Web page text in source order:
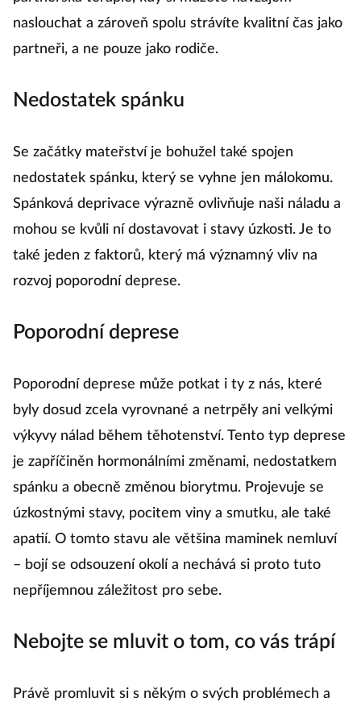
naslouchat a zároveň spolu strávíte kvalitní čas jako
partneři, a ne pouze jako rodiče.
Nedostatek spánku
Se začátky mateřství je bohužel také spojen
nedostatek spánku, který se vyhne jen málokomu.
Spánková deprivace výrazně ovlivňuje naši náladu a
mohou se kvůli ní dostavovat i stavy úzkosti. Je to
také jeden z faktorů, který má významný vliv na
rozvoj poporodní deprese.
Poporodní deprese
Poporodní deprese může potkat i ty z nás, které
byly dosud zcela vyrovnané a netrpěly ani velkými
výkyvy nálad během těhotenství. Tento typ deprese
je zapříčiněn hormonálními změnami, nedostatkem
spánku a obecně změnou biorytmu. Projevuje se
úzkostnými stavy, pocitem viny a smutku, ale také
apatií. O tomto stavu ale většina maminek nemluví
– bojí se odsouzení okolí a nechává si proto tuto
nepříjemnou záležitost pro sebe.
Nebojte se mluvit o tom, co vás trápí
Právě promluvit si s někým o svých problémech a